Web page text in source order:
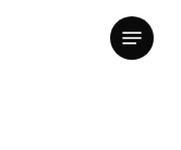
Menu